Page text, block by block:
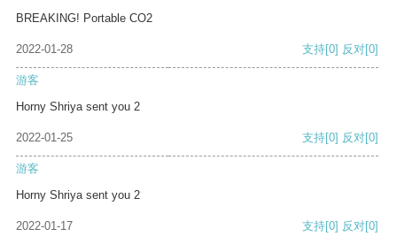
BREAKING! Portable CO2
2022-01-28 支持[0] 反对[0]
游客
Horny Shriya sent you 2
2022-01-25 支持[0] 反对[0]
游客
Horny Shriya sent you 2
2022-01-17 支持[0] 反对[0]